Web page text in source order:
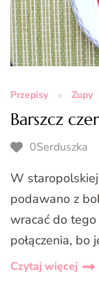
Przepisy Zupy
Barszcz
0Serduszka
W
podawano z
wracać do
połączenia, bo
Czytaj więcej